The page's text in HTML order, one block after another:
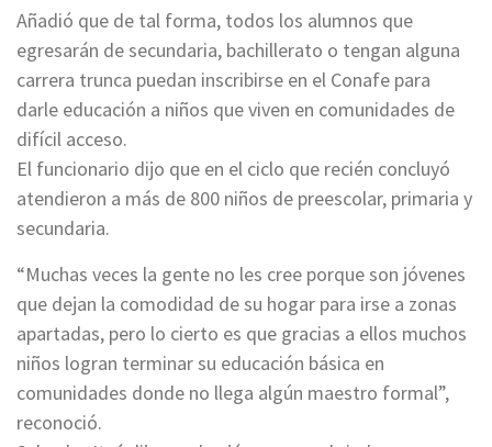
Añadió que de tal forma, todos los alumnos que
egresarán de secundaria, bachillerato o tengan alguna
carrera trunca puedan inscribirse en el Conafe para
darle educación a niños que viven en comunidades de
difícil acceso.
El funcionario dijo que en el ciclo que recién concluyó
atendieron a más de 800 niños de preescolar, primaria y
secundaria.
“Muchas veces la gente no les cree porque son jóvenes
que dejan la comodidad de su hogar para irse a zonas
apartadas, pero lo cierto es que gracias a ellos muchos
niños logran terminar su educación básica en
comunidades donde no llega algún maestro formal”,
reconoció.